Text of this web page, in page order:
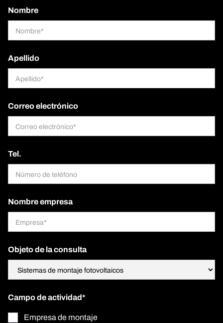
Nombre
Apellido
Correo electrónico
Tel.
Nombre empresa
Objeto de la consulta
Campo de actividad*
Empresa de montaje